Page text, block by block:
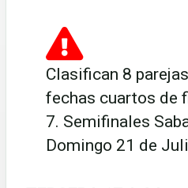
Clasifican 8
fechas cuartos de
7. Semifinales
Domingo 21 de